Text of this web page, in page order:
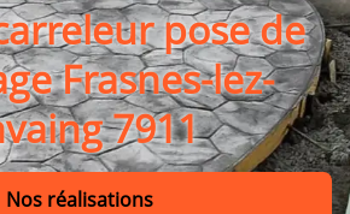
pose de
Frasnes-lez-
7911
Nos réalisations